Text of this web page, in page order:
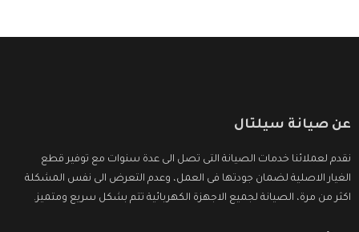
عن صيانة سيلتال
نقدم لعملائنا خدمات الصيانة التى تصل الى عدة سنوات مع توفير قطع
الغيار الاصلية لضمان جودتها فى العمل، وعدم التعرض الى نفس المشكلة
اكثر من مرة، الصيانة لجميع الاجهزة الكهربائية تتم بشكل سريع ومتميز.